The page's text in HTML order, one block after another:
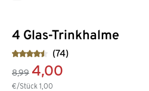
4 Glas-Trinkhalme
(74)
8,99 4,00
€/Stück 1,00